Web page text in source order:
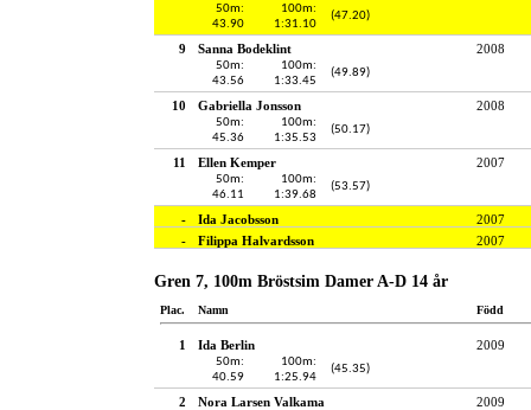
50m:
43.90
100m:
1:31.10
(47.20)
9 Sanna Bodeklint 2008
50m:
43.56
100m:
1:33.45
(49.89)
10 Gabriella Jonsson 2008
50m:
45.36
100m:
1:35.53
(50.17)
11 Ellen Kemper 2007
50m:
46.11
100m:
1:39.68
(53.57)
- Ida Jacobsson
2007
-
Filippa Halvardsson 2007
Gren 7, 100m Bröstsim Damer A-D 14 år
Plac. Namn Född
1 Ida Berlin 2009
50m:
40.59
100m:
1:25.94
(45.35)
2 Nora Larsen Valkama 2009